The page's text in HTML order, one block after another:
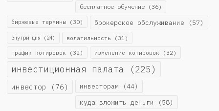
бесплатное обучение (36)
биржевые термины (30) брокерское обслуживание (57)
внутри дня (24) волатильность (31)
график котировок (32) изменение котировок (32)
инвестиционная палата (225)
инвестор (76) инвесторам (44)
куда вложить деньги (58)